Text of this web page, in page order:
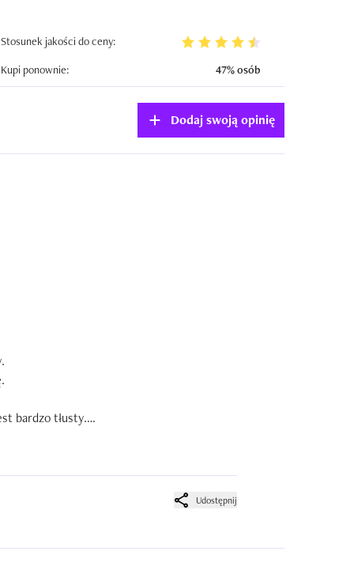
Stosunek jakości do ceny:
Kupi ponownie:
47% osób
Dodaj swoją opinię
bardzo tłusty.
Udostępnij